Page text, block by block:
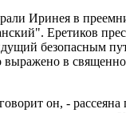
Ири­нея в
Ере­ти­ков
без­опас­ным
вы­ра­же­но в
он, - рас­се­я­на